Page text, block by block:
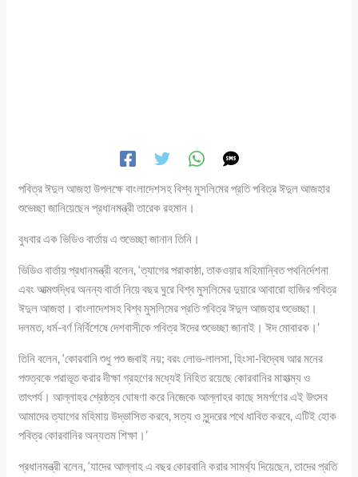
পবিত্র ঈদুল আজহা উপলক্ষে বাংলাদেশসহ বিশ্ব মুসলিমের প্রতি পবিত্র ঈদুল আজহার
শুভেচ্ছা জানিয়েছেন প্রধানমন্ত্রী তারেক রহমান।
বুধবার এক ভিডিও বার্তায় এ শুভেচ্ছা জানান তিনি।
ভিডিও বার্তায় প্রধানমন্ত্রী বলেন, ‘ত্যাগের পরাকাষ্ঠা, তাকওয়ার মহিমান্বিত পথনির্দেশনা
এবং আত্মশুদ্ধির অনন্য বার্তা নিয়ে বছর ঘুরে বিশ্ব মুসলিমের দুয়ারে আবারো হাজির পবিত্র
ঈদুল আজহা। বাংলাদেশসহ বিশ্ব মুসলিমের প্রতি পবিত্র ঈদুল আজহার শুভেচ্ছা।
দলমত, ধর্ম-বর্ণ নির্বিশেষে দেশবাসীকে পবিত্র ঈদের শুভেচ্ছা জানাই। ঈদ মোবারক।’
তিনি বলেন, ‘কোরবানি শুধু পশু জবাই নয়; বরং লোভ-লালসা, হিংসা-বিদ্বেষ আর মনের
পশুত্বকে পরাভূত করার দীক্ষা গ্রহণের মধ্যেই নিহিত রয়েছে কোরবানির মাহাত্ম্য ও
তাৎপর্য। আল্লাহর শ্রেষ্ঠত্ব ঘোষণা করে নিজেকে আল্লাহর কাছে সমর্পণের এই উৎসব
আমাদের ত্যাগের মহিমায় উদ্ভাসিত করবে, সত্য ও সুন্দরের পথে ধাবিত করবে, এটিই হোক
পবিত্র কোরবানির অন্যতম শিক্ষা।’
প্রধানমন্ত্রী বলেন, ‘যাদের আল্লাহ এ বছর কোরবানি করার সামর্থ্য দিয়েছেন, তাদের প্রতি